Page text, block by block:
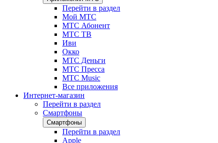
Перейти в раздел
Мой МТС
МТС Абонент
МТС ТВ
Иви
Окко
МТС Деньги
МТС Пресса
МТС Music
Все приложения
Интернет-магазин
Перейти в раздел
Смартфоны
Смартфоны
Перейти в раздел
Apple